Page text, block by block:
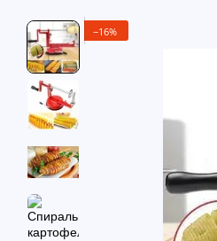
−16%